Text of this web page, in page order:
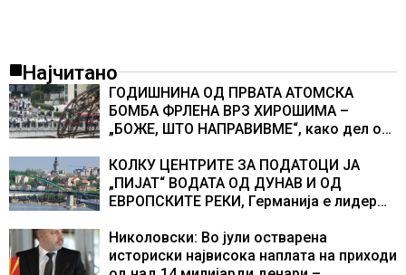
Најчитано
ГОДИШНИНА ОД ПРВАТА АТОМСКА
БОМБА ФРЛЕНА ВРЗ ХИРОШИМА –
„БОЖЕ, ШТО НАПРАВИВМЕ“, како дел од
учесниците во бомбардирањето го
доживуваа овој настан што го промени
текот на историјата
КОЛКУ ЦЕНТРИТЕ ЗА ПОДАТОЦИ ЈА
„ПИЈАТ“ ВОДАТА ОД ДУНАВ И ОД
ЕВРОПСКИТЕ РЕКИ, Германија е лидер
центри за податоци
Николовски: Во јули остварена
историски највисока наплата на приходи